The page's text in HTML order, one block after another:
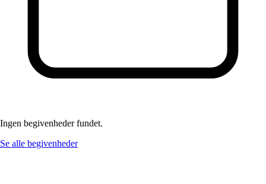
Ingen begivenheder fundet.
Se alle begivenheder